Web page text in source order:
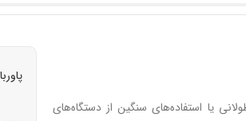
یا استفاده‌های سنگین از دستگاه‌های